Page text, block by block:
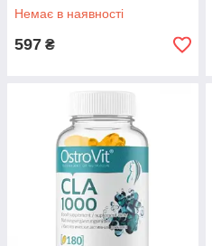
Немає в наявності
597 ₴